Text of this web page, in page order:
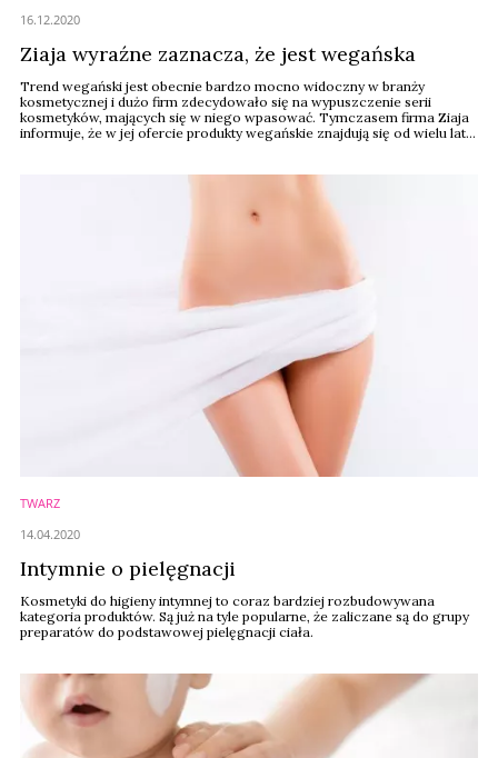
Ziaja wyraźne zaznacza, że jest wegańska
Trend wegański jest obecnie bardzo mocno widoczny w branży
kosmetycznej i dużo firm zdecydowało się na wypuszczenie serii
kosmetyków, mających się w niego wpasować. Tymczasem firma Ziaja
informuje, że w jej ofercie produkty wegańskie znajdują się od wielu lat.
16.12.2020
TWARZ
Intymnie o pielęgnacji
Kosmetyki do higieny intymnej to coraz bardziej rozbudowywana
kategoria produktów. Są już na tyle popularne, że zaliczane są do grupy
preparatów do podstawowej pielęgnacji ciała.
14.04.2020